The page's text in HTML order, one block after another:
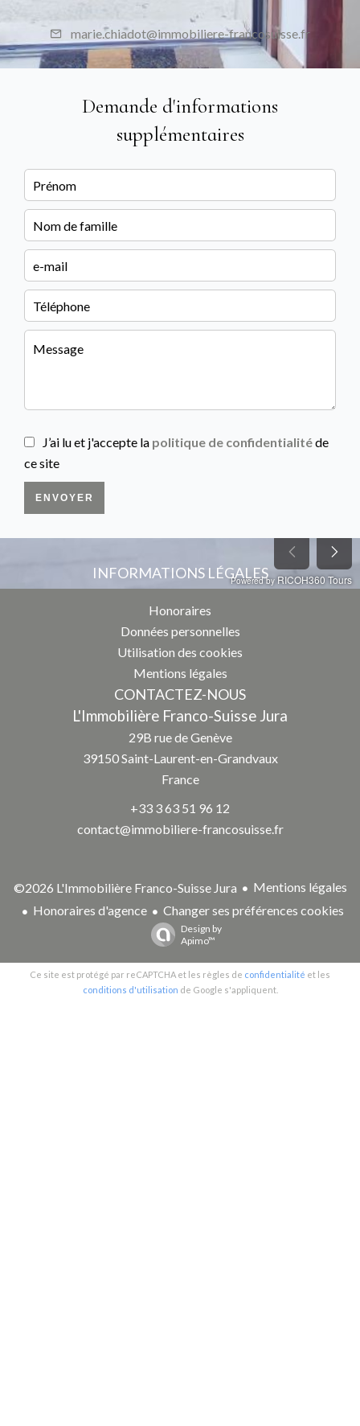
marie.chiadot@immobiliere-francosuisse.fr
Demande d'informations
supplémentaires
J’ai lu et j'accepte la politique de confidentialitéde
ce site
ENVOYER
INFORMATIONS LÉGALES
Honoraires
Données personnelles
Utilisation des cookies
Mentions légales
CONTACTEZ-NOUS
L'Immobilière Franco-Suisse Jura
29B rue de Genève
39150Saint-Laurent-en-Grandvaux
France
+33 3 63 51 96 12
contact@immobiliere-francosuisse.fr
©2026 L'Immobilière Franco-Suisse Jura
Mentions légales
Honoraires d'agence
Changer ses préférences cookies
Design by
Apimo™
Ce site est protégé par reCAPTCHA et les règles de confidentialité et les
conditions d'utilisation de Google s'appliquent.